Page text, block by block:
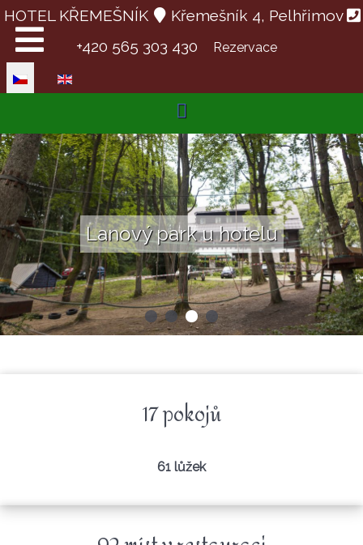
HOTEL KŘEMEŠNÍK
Křemešník 4, Pelhřimov
+420 565 303 430
Rezervace
Zvolte jazyk
Lanový park u hotelu
17 pokojů
61 lůžek